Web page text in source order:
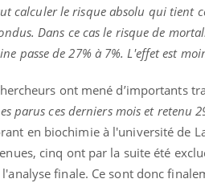
calculer le risque absolu qui tient
Dans ce cas le risque de
passe de 27% à 7%. L'effet est
ont mené d’importants
parus ces derniers mois et retenu
en biochimie à l'université de
cinq ont par la suite été
finale. Ce sont donc